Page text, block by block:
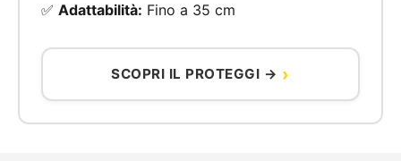
✅ Adattabilità: Fino a 35 cm
SCOPRI IL PROTEGGI →